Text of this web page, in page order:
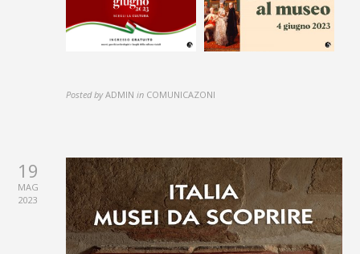
Posted by ADMIN in COMUNICAZONI
19
MAG
2023